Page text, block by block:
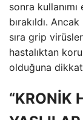
sonra
bırakıldı.
sıra grip
hastalıktan
olduğuna
“KRONİK